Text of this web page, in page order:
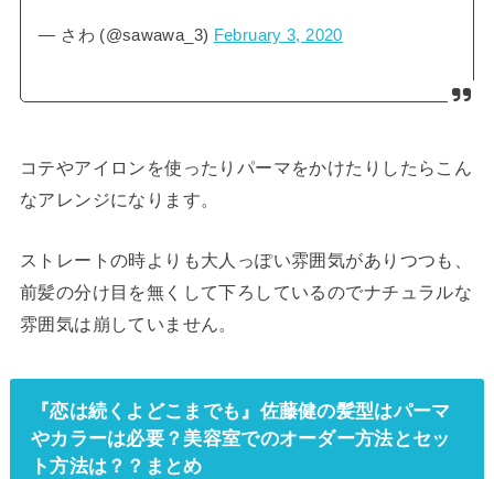
— さわ (@sawawa_3) February 3, 2020
コテやアイロンを使ったりパーマをかけたりしたらこん
なアレンジになります。
ストレートの時よりも大人っぽい雰囲気がありつつも、
前髪の分け目を無くして下ろしているのでナチュラルな
雰囲気は崩していません。
『恋は続くよどこまでも』佐藤健の髪型はパーマ
やカラーは必要？美容室でのオーダー方法とセッ
ト方法は？？まとめ